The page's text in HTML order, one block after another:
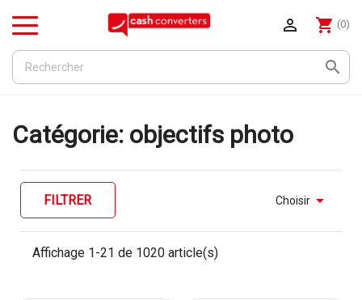

shopping_cart (0)

Menu
Catégorie: objectifs photo
FILTRER Choisir
Affichage 1-21 de 1020 article(s)